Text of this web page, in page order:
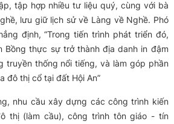
tập hợp nhiều tư liệu quý, cùng với bà
lưu giữ lịch sử về Làng về Nghề. Phó
định, “Trong tiến trình phát triển đó,
Bồng thực sự trở thành địa danh in đậm
truyền thống nổi tiếng, và làm góp phần
đô thị cổ tại đất Hội An”
nhu cầu xây dựng các công trình kiến
thị (làm cầu), công trình tôn giáo - tín